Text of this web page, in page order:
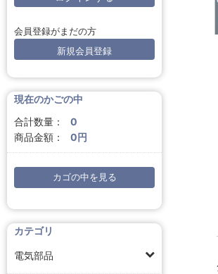
会員登録がまだの方
新規会員登録
現在のかごの中
合計数量：
0
商品金額：
0円
カゴの中を見る
カテゴリ
電気部品